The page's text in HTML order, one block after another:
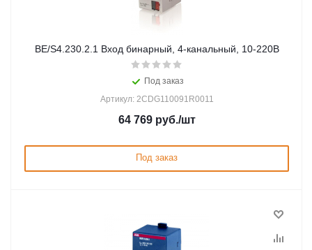
BE/S4.230.2.1 Вход бинарный, 4-канальный, 10-220В
Под заказ
Артикул: 2CDG110091R0011
64 769руб./шт
Под заказ